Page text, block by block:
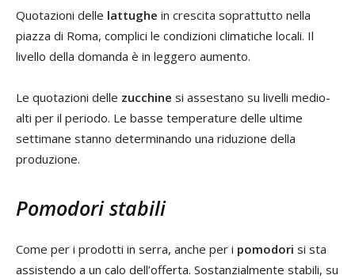
Quotazioni delle lattughe in crescita soprattutto nella
piazza di Roma, complici le condizioni climatiche locali. Il
livello della domanda è in leggero aumento.
Le quotazioni delle zucchine si assestano su livelli medio-
alti per il periodo. Le basse temperature delle ultime
settimane stanno determinando una riduzione della
produzione.
Pomodori stabili
Come per i prodotti in serra, anche per i pomodori si sta
assistendo a un calo dell’offerta. Sostanzialmente stabili, su